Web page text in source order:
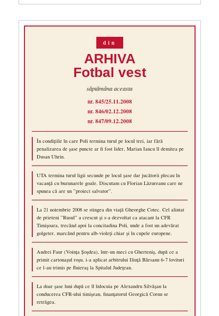
din
ARHIVA
Fotbal vest
săptămâna aceasta
nr. 845/25.11.2008
nr. 846/02.12.2008
nr. 847/09.12.2008
În condițiile în care Poli termina turul pe locul trei, iar fără
penalizarea de șase puncte ar fi fost lider, Marian Iancu îl demitea pe
Dusan Uhrin.
UTA termina turul ligii secunde pe locul șase dar jucătorii plecau în
vacanță cu buzunarele goale. Discutam cu Florian Lăzureanu care ne
spunea că are un ”proiect salvator”.
La 21 noiembrie 2008 se stingea din viață Gheorghe Cotec. Cel alintat
de prieteni ”Rusul” a crescut și s-a dezvoltat ca atacant la CFR
Timișoara, trecând apoi la concitadina Poli, unde a fost un adevărat
golgeter, marcând pentru alb-violeți chiar și în cupele europene.
Andrei Faur (Voința Șoșdea), într-un meci cu Gherteniș, după ce a
primit cartonașul roșu, i-a aplicat arbitrului Iliuță Bârsanu 6-7 lovituri
ce l-au trimis pe fluieraș la Spitalul Județean.
La doar șase luni după ce îl înlocuia pe Alexandru Silvășan la
conducerea CFR-ului timișean, finanțatorul Georgică Cornu se
retrăgea.